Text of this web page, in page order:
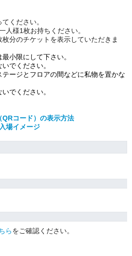
ください。
人様1枚お持ちください。
分のチケットを表示していただきま
小限にして下さい。
でください。
ージとフロアの間などに私物を置かな
でください。
QRコード）の表示方法
場イメージ
らをご確認ください。